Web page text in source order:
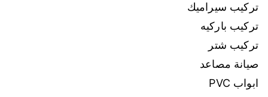
تركيب سيراميك
تركيب باركيه
تركيب شتر
صيانة مصاعد
ابواب PVC